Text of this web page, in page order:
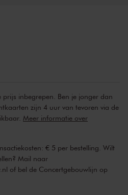
in een personage op het
inbegrepen. Ben je jonger dan
zijn 4 uur van tevoren via de
Meer informatie over
€ 5 per bestelling. Wilt
Mail naar
of bel de Concertgebouwlijn op